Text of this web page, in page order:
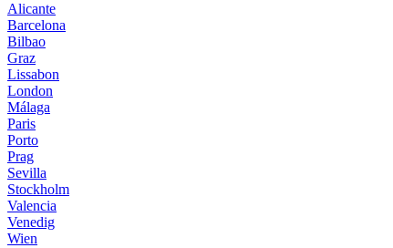
Alicante
Barcelona
Bilbao
Graz
Lissabon
London
Málaga
Paris
Porto
Prag
Sevilla
Stockholm
Valencia
Venedig
Wien